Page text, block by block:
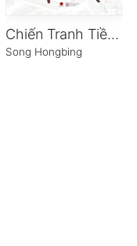
Chiến Tranh Tiền Tệ – Phần 2
Song Hongbing